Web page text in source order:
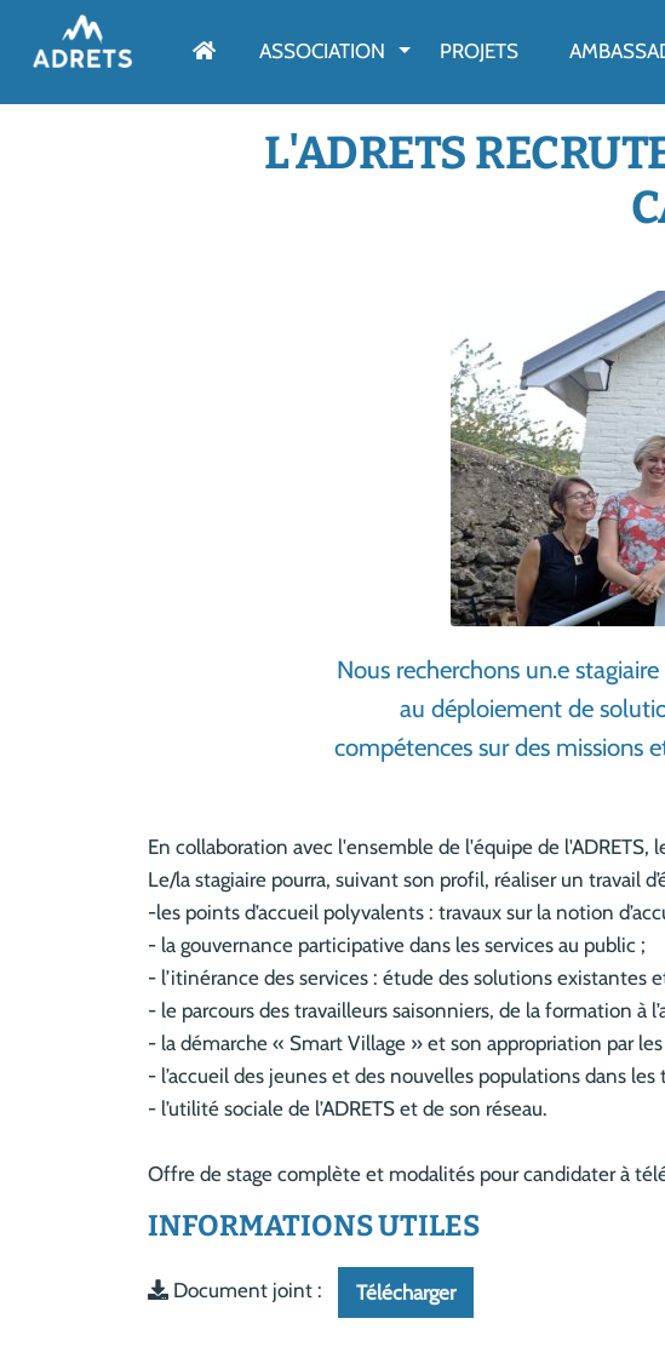
ASSOCIATION AFFICHER LE MENU
PROJETS
L'ADRETS
Nous recherchons un.e
au déploiement de
compétences sur des missions
En collaboration avec l'ensemble de l'équipe de
Le/la stagiaire pourra, suivant son profil, réaliser un travail
-les points d’accueil polyvalents : travaux sur la notion
- la gouvernance participative dans les services au public ;
- l’itinérance des services : étude des solutions
- le parcours des travailleurs saisonniers, de la formation à
- la démarche « Smart Village » et son appropriation par
- l’accueil des jeunes et des nouvelles populations dans les
- l’utilité sociale de l’ADRETS et de son réseau.
Offre de stage complète et modalités pour candidater à
INFORMATIONS UTILES
Document joint : Télécharger